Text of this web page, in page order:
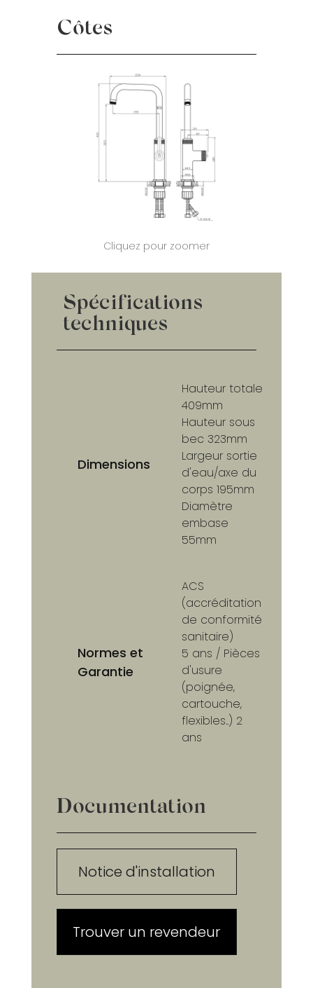
Côtes
Cliquez pour zoomer
Spécifications
techniques
Dimensions
Hauteur totale
409mm
Hauteur sous
bec 323mm
Largeur sortie
d'eau/axe du
corps 195mm
Diamètre
embase
55mm
Normes et
Garantie
ACS
(accréditation
de conformité
sanitaire)
5 ans / Pièces
d'usure
(poignée,
cartouche,
flexibles..) 2
ans
Documentation
Notice d'installation
Trouver un revendeur